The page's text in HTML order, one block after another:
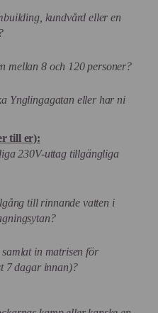
kundvård eller en
mellan 8 och 120 personer?
Ynglingagatan eller har ni
till er):
230V-uttag tillgängliga
till rinnande vatten i
in matrisen för
7 dagar innan)?